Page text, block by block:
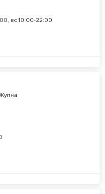
вс 10:00-22:00